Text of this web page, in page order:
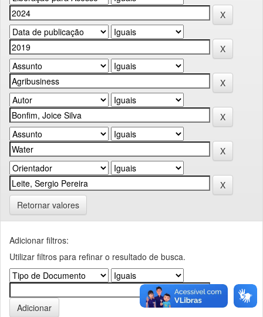
Retornar valores
Adicionar filtros:
Utilizar filtros para refinar o resultado de busca.